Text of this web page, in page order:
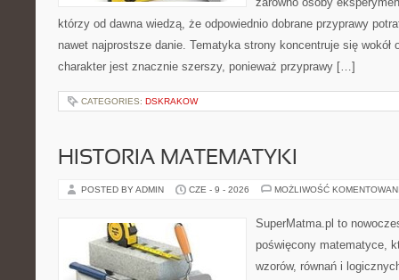
którzy od dawna wiedzą, że odpowiednio dobrane przyprawy
nawet najprostsze danie. Tematyka strony koncentruje się wokół
charakter jest znacznie szerszy, ponieważ przyprawy […]
CATEGORIES: DSKRAKOW
HISTORIA MATEMATYKI
POSTED BY ADMIN CZE - 9 - 2026 MOŻLIWOŚĆ
SuperMatma.pl to
poświęcony matematyce,
wzorów, równań i